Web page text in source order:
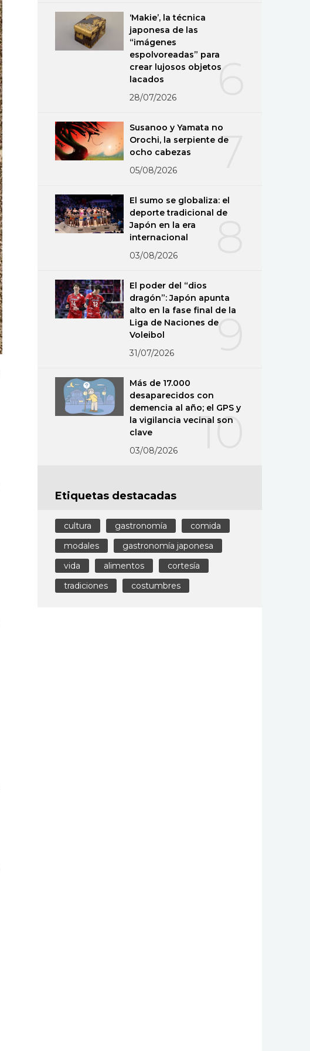
6
‘Makie’, la técnica
japonesa de las
“imágenes
espolvoreadas” para
crear lujosos objetos
lacados
28/07/2026
7
Susanoo y Yamata no
Orochi, la serpiente de
ocho cabezas
05/08/2026
El sumo se globaliza: el
deporte tradicional de
Japón en la era
internacional
03/08/2026
9
El poder del “dios
dragón”: Japón apunta
alto en la fase final de la
Liga de Naciones de
Voleibol
31/07/2026
10
Más de 17.000
desaparecidos con
demencia al año; el GPS y
la vigilancia vecinal son
clave
03/08/2026
Etiquetas destacadas
cultura gastronomía
comida
modales
gastronomía japonesa
vida
alimentos
cortesía
tradiciones
costumbres